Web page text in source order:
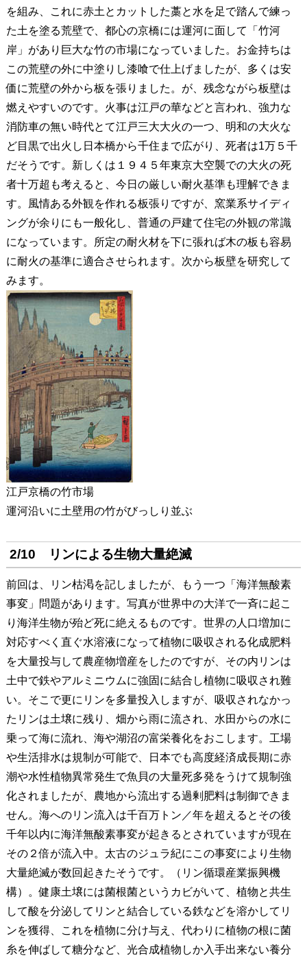
を組み、これに赤土とカットした藁と水を足で踏んで練っ
た土を塗る荒壁で、都心の京橋には運河に面して「竹河
岸」があり巨大な竹の市場になっていました。お金持ちは
この荒壁の外に中塗りし漆喰で仕上げましたが、多くは安
価に荒壁の外から板を張りました。が、残念ながら板壁は
燃えやすいのです。火事は江戸の華などと言われ、強力な
消防車の無い時代とて江戸三大大火の一つ、明和の大火な
ど目黒で出火し日本橋から千住まで広がり、死者は1万５千
だそうです。新しくは１９４５年東京大空襲での大火の死
者十万超も考えると、今日の厳しい耐火基準も理解できま
す。風情ある外観を作れる板張りですが、窯業系サイディ
ングが余りにも一般化し、普通の戸建て住宅の外観の常識
になっています。所定の耐火材を下に張れば木の板も容易
に耐火の基準に適合させられます。次から板壁を研究して
みます。
江戸京橋の竹市場
運河沿いに土壁用の竹がびっしり並ぶ
2/10 リンによる生物大量絶滅
前回は、リン枯渇を記しましたが、もう一つ「海洋無酸素
事変」問題があります。写真が世界中の大洋で一斉に起こ
り海洋生物が殆ど死に絶えるものです。世界の人口増加に
対応すべく直ぐ水溶液になって植物に吸収される化成肥料
を大量投与して農産物増産をしたのですが、その内リンは
土中で鉄やアルミニウムに強固に結合し植物に吸収され難
い。そこで更にリンを多量投入しますが、吸収されなかっ
たリンは土壌に残り、畑から雨に流され、水田からの水に
乗って海に流れ、海や湖沼の富栄養化をおこします。工場
や生活排水は規制が可能で、日本でも高度経済成長期に赤
潮や水性植物異常発生で魚貝の大量死多発をうけて規制強
化されましたが、農地から流出する過剰肥料は制御できま
せん。海へのリン流入は千百万トン／年を超えるとその後
千年以内に海洋無酸素事変が起きるとされていますが現在
その２倍が流入中。太古のジュラ紀にこの事変により生物
大量絶滅が数回起きたそうです。（リン循環産業振興機
構）。健康土壌には菌根菌というカビがいて、植物と共生
して酸を分泌してリンと結合している鉄などを溶かしてリ
ンを獲得、これを植物に分け与え、代わりに植物の根に菌
糸を伸ばして糖分など、光合成植物しか入手出来ない養分